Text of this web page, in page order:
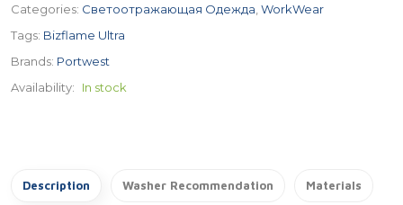
Categories: Светоотражающая Одежда WorkWear
Tags: Bizflame Ultra
Brands: Portwest
Availability:
In stock
Description Washer Recommendation Materials